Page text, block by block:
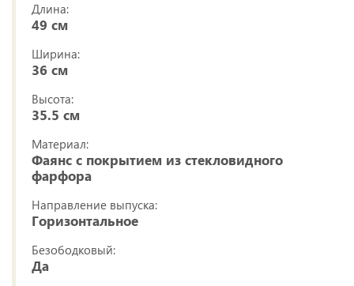
Длина:
49 см
Ширина:
36 см
Высота:
35.5 см
Материал:
Фаянс с покрытием из стекловидного
фарфора
Направление выпуска:
Горизонтальное
Безободковый:
Да